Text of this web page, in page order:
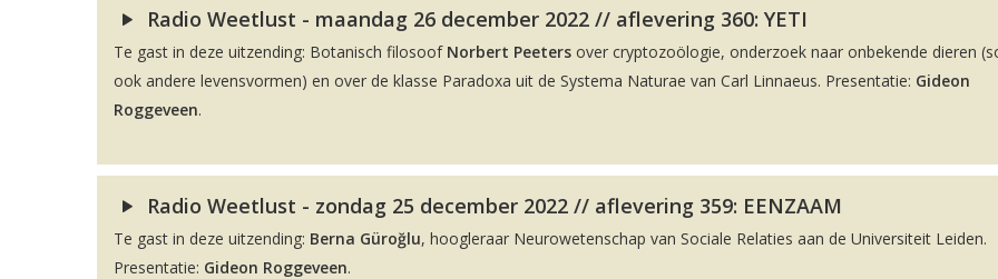
Radio Weetlust - maandag 26 december 2022 // aflevering 360: YETI
Te gast in deze uitzending: Botanisch filosoof Norbert Peeters over cryptozoölogie, onderzoek naar onbekende dieren
ook andere levensvormen) en over de klasse Paradoxa uit de Systema Naturae van Carl Linnaeus. Presentatie: Gideon
Roggeveen.
Radio Weetlust - zondag 25 december 2022 // aflevering 359: EENZAAM
Te gast in deze uitzending: Berna Güroğlu, hoogleraar Neurowetenschap van Sociale Relaties aan de Universiteit Leiden.
Presentatie: Gideon Roggeveen.